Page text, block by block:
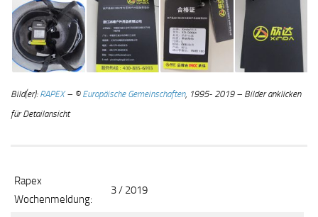
Bild(er): RAPEX– © Europäische Gemeinschaften, 1995- 2019 – Bilder anklicken
für Detailansicht
Rapex
Wochenmeldung:
3 / 2019